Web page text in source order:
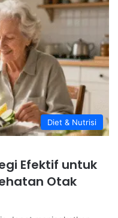
Diet & Nutrisi
Efektif untuk
Otak